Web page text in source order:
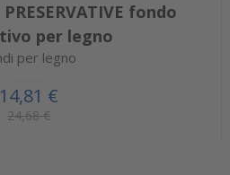
fondo
per legno
per legno
14,81 €
24,68 €